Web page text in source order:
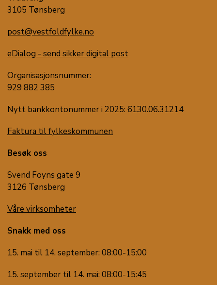
3105 Tønsberg
post@vestfoldfylke.no
eDialog - send sikker digital post
Organisasjonsnummer:
929 882 385
Nytt bankkontonummer i 2025: 6130.06.31214
Faktura til fylkeskommunen
Besøk oss
Svend Foyns gate 9
3126 Tønsberg
Våre virksomheter
Snakk med oss
15. mai til 14. september: 08:00-15:00
15. september til 14. mai: 08:00-15:45